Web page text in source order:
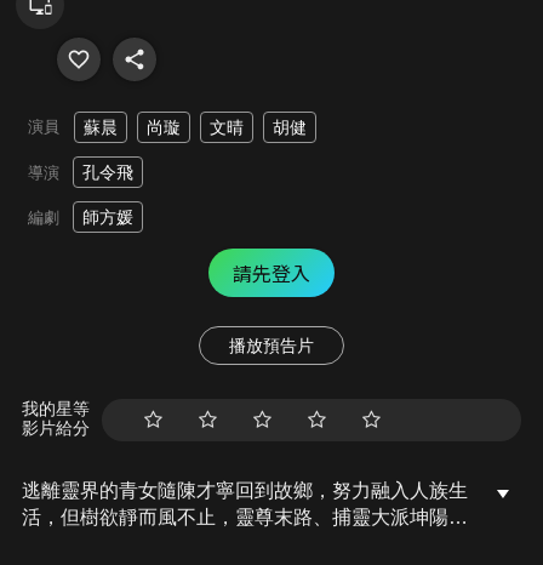
演員 蘇晨 尚璇 文晴 胡健
導演 孔令飛
編劇 師方媛
請先登入
播放預告片
我的星等
影片給分
逃離靈界的青女隨陳才寧回到故鄉，努力融入人族生
活，但樹欲靜而風不止，靈尊末路、捕靈大派坤陽司